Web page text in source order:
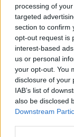
processing of
targeted
section to confirm
opt-out request is
interest-based
us or personal
your opt-out. You
disclosure of your
IAB’s list of
also be disclosed
Downstream